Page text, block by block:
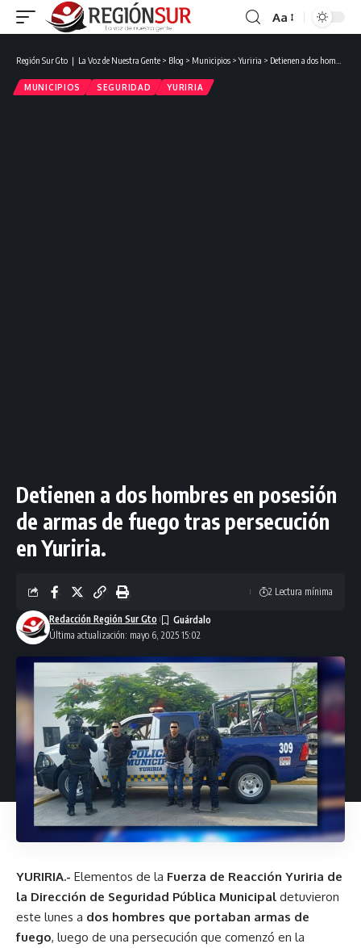
Aa
Región Sur Gto ❘ La Voz de Nuestra Gente > Blog > Municipios >Yuriria > Detienen a dos hombres en posesión de armas de fuego tras persecución en Yuriria.
MUNICIPIOS SEGURIDAD YURIRIA
Detienen a dos hombres en posesión
de armas de fuego tras persecución
en Yuriria.
Última actualización: mayo 6, 2025 15:02
Redacción Región Sur Gto
2 Lectura mínima
YURIRIA.- Elementos de la Fuerza de Reacción Yuriria de
la Dirección de Seguridad Pública Municipal detuvieron
este lunes a dos hombres que portaban armas de
fuego, luego de una persecución que comenzó en la